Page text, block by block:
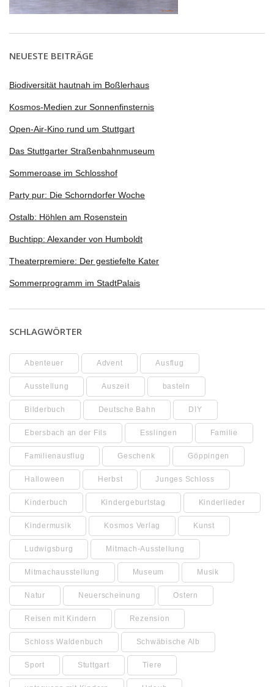
NEUESTE BEITRÄGE
Biodiversität hautnah im Boßlerhaus
Kosmos-Medien zur Sonnenfinsternis
Open-Air-Kino rund um Stuttgart
Das Stuttgarter Straßenbahnmuseum
Sommeroase im Schlosshof
Party pur: Die Schorndorfer Woche
Ostalb: Höhlen am Rosenstein
Buchtipp: Alexander von Humboldt
Theaterpremiere: Der gestiefelte Kater
Sommerprogramm im StadtPalais
SCHLAGWÖRTER
Abenteuer Advent Ausflug
Ausstellung Auszeit basteln
Bilderbuch Deutsche Bahn DIY
Ebersbach an der Fils Esslingen Familie
Familienausflug Geschenk Göppingen
Halloween Herbst Junges Schloss
Kinderbuch Kindergeburtstag Kinderlieder
Kindermusik Kosmos Verlag Kunst
Ludwigsburg Mitmach-Ausstellung
Mitmachausstellung Museum Musik
Natur Neuerscheinung Ostern
Reisen mit Kindern Rezension
Schloss Waldenbuch Schwäbische Alb
Sport Stuttgart Tiere